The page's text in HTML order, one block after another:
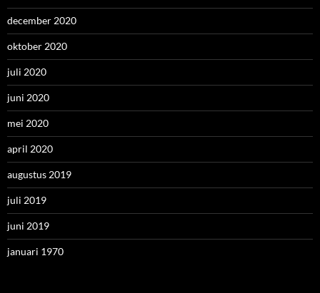
december 2020
oktober 2020
juli 2020
juni 2020
mei 2020
april 2020
augustus 2019
juli 2019
juni 2019
januari 1970